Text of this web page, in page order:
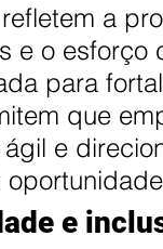
refletem a
e o esforço
para
que
e
e